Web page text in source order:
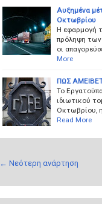
Αυξημένα
Οκτωβρίου
Η εφαρμογή
πρόληψη των
οι
More
ΠΩΣ
Το
ιδιωτικού
Οκτωβρίου, η
Read More
← Νεότερη ανάρτηση